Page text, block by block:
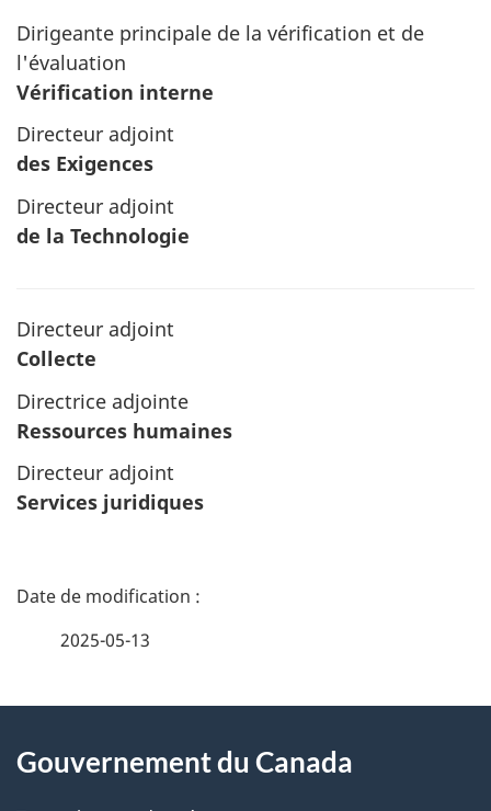
Dirigeante principale de la vérification et de
l'évaluation
Vérification interne
Directeur adjoint
des Exigences
Directeur adjoint
de la Technologie
Directeur adjoint
Collecte
Directrice adjointe
Ressources humaines
Directeur adjoint
Services juridiques
D
i
2025-05-13
propos
Gouvernement du Canada